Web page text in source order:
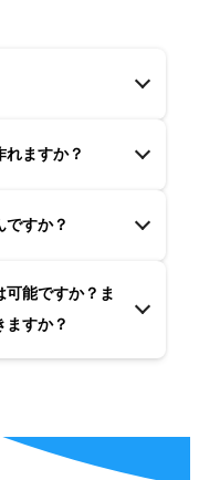
れますか？
ですか？
可能ですか？ま
ますか？